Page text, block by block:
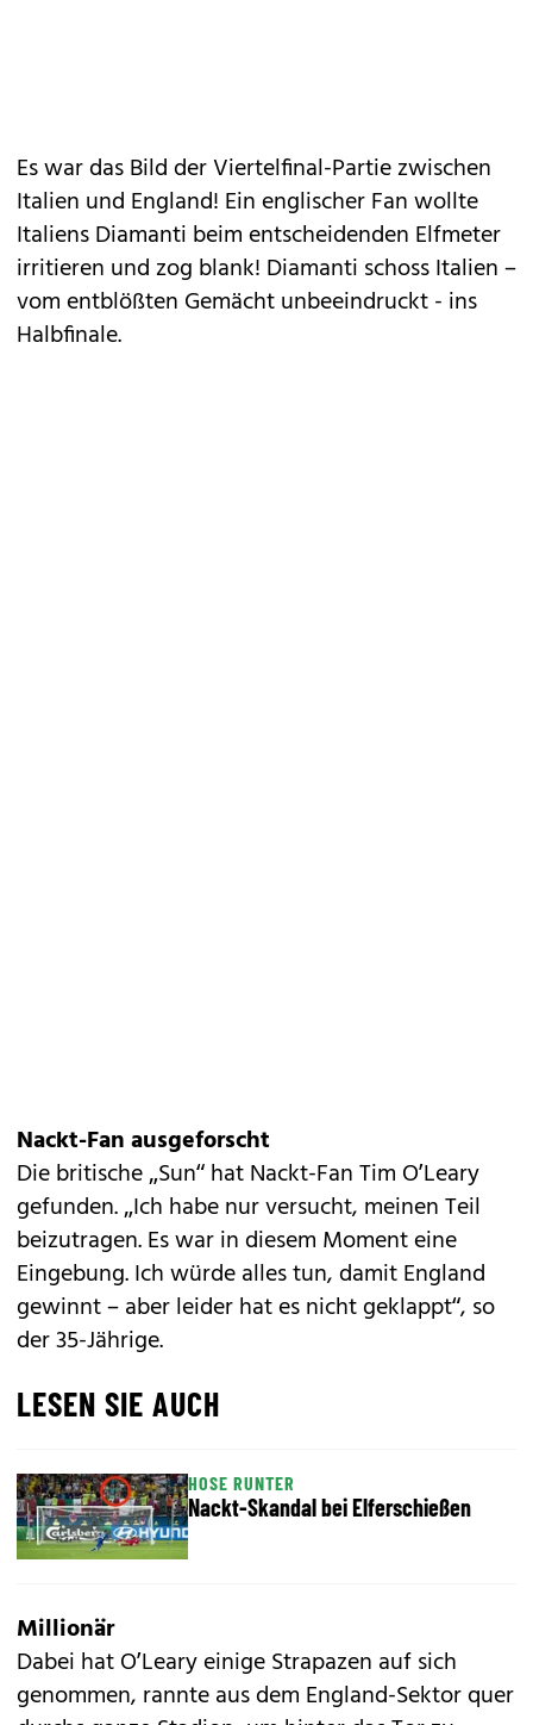
Es war das Bild der Viertelfinal-Partie zwischen
Italien und England! Einenglischer Fanwollte
Italiens Diamanti beim entscheidenden Elfmeter
irritieren und zog blank! Diamanti schoss Italien –
vom entblößten Gemächt unbeeindruckt - ins
Halbfinale.
Nackt-Fan ausgeforscht
Die britische „Sun“ hat Nackt-Fan Tim O’Leary
gefunden. „Ich habe nur versucht, meinen Teil
beizutragen. Es war in diesem Moment eine
Eingebung. Ich würde alles tun, damit England
gewinnt – aber leider hat es nicht geklappt“, so
der 35-Jährige.
LESEN SIE AUCH
HOSE RUNTER
Nackt-Skandal bei Elferschießen
Millionär
Dabei hat O’Leary einige Strapazen auf sich
genommen, rannte aus dem England-Sektor quer